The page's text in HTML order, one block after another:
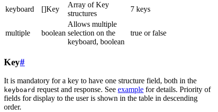
keyboard []Key
Array of Key
structures
7 keys
multiple boolean
Allows multiple
selection on the
keyboard, boolean
true or false
Key#
It is mandatory for a key to have one structure field, both in the
keyboard request and response. See example for details. Priority of
fields for display to the user is shown in the table in descending
order.